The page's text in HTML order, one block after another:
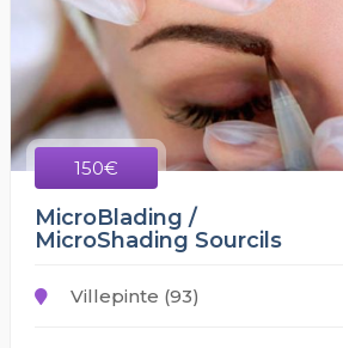
150€
MicroBlading /
MicroShading Sourcils
Villepinte (93)